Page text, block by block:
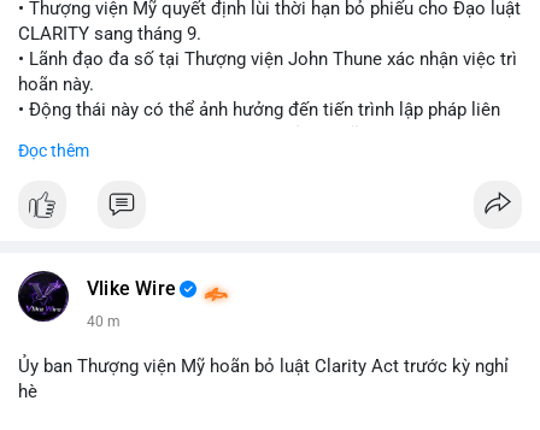
• Thượng viện Mỹ quyết định lùi thời hạn bỏ phiếu cho Đạo luật
CLARITY sang tháng 9.
• Lãnh đạo đa số tại Thượng viện John Thune xác nhận việc trì
hoãn này.
• Động thái này có thể ảnh hưởng đến tiến trình lập pháp liên
📰 Nguồn: Cointelegraph
Đọc thêm
Vlike Wire
40 m
Ủy ban Thượng viện Mỹ hoãn bỏ luật Clarity Act trước kỳ nghỉ
hè